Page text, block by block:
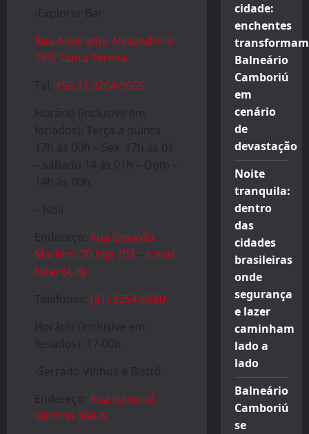
-Explorer Bar
Rua Almirante Alexandrino
399, Santa Teresa
Tel: +55 21 3264-9665
Horário (inclusive em
feriados): Terça a quinta
17h às 00h – Sex 17h às 01
– sábado 14 ás 01h – Dom –
14h às 00h
– Nolí
Endereço: Rua Geraldo
Martins, 70 loja 102 – Icaraí,
Niterói, RJ
Telefones: (21) 3254-0650
Horário (inclusive em
feriados): 17-00h
-Serrado Vinhos e Bistrô
Endereço: Rua General
Glicério 364-A
cidade:
enchentes
transformam
Balneário
Camboriú
em
cenário
de
devastação
Noite
tranquila:
dentro
das
cidades
brasileiras
onde
segurança
e lazer
caminham
lado a
lado
Balneário
Camboriú
se